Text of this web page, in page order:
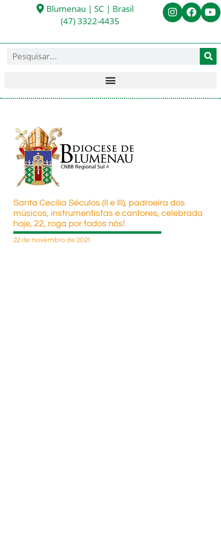
Blumenau | SC | Brasil
(47) 3322-4435
Santa Cecilia Séculos (II e III), padroeira dos
músicos, instrumentistas e cantores, celebrada
hoje, 22, roga por todos nós!
22 de novembro de 2021